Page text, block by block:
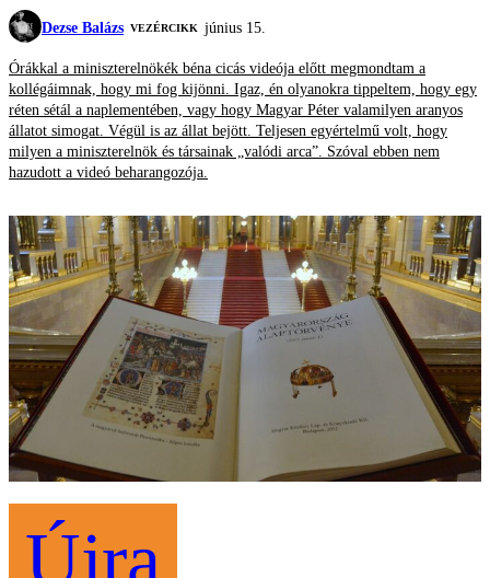
Dezse Balázs VEZÉRCIKK június 15.
Órákkal a miniszterelnökék béna cicás videója előtt megmondtam a
kollégáimnak, hogy mi fog kijönni. Igaz, én olyanokra tippeltem, hogy egy
réten sétál a naplementében, vagy hogy Magyar Péter valamilyen aranyos
állatot simogat. Végül is az állat bejött. Teljesen egyértelmű volt, hogy
milyen a miniszterelnök és társainak „valódi arca”. Szóval ebben nem
hazudott a videó beharangozója.
Újra